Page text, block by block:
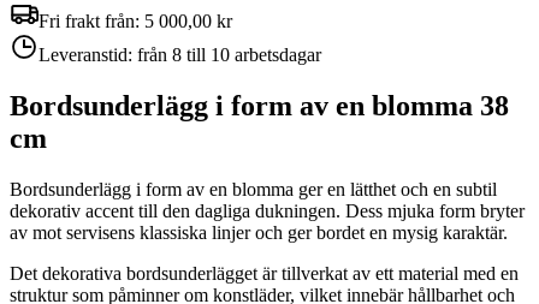
Fri frakt från: 5 000,00 kr
Leveranstid: från 8 till 10 arbetsdagar
Bordsunderlägg i form av en blomma 38
cm
Bordsunderlägg i form av en blomma ger en lätthet och en subtil
dekorativ accent till den dagliga dukningen. Dess mjuka form bryter
av mot servisens klassiska linjer och ger bordet en mysig karaktär.
Det dekorativa bordsunderlägget är tillverkat av ett material med en
struktur som påminner om konstläder, vilket innebär hållbarhet och